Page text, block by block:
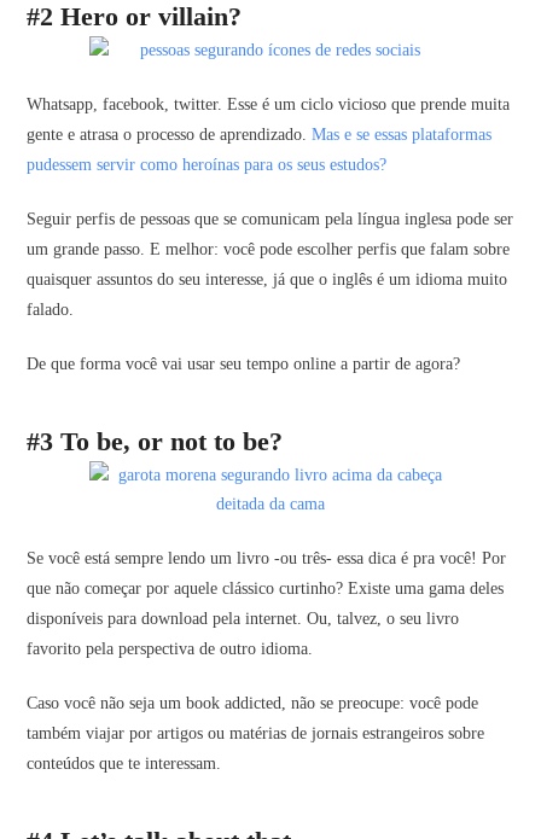
#2 Hero or villain?
Whatsapp, facebook, twitter. Esse é um ciclo vicioso que prende muita
gente e atrasa o processo de aprendizado. Mas e se essas plataformas
pudessem servir como heroínas para os seus estudos?
Seguir perfis de pessoas que se comunicam pela língua inglesa pode ser
um grande passo. E melhor: você pode escolher perfis que falam sobre
quaisquer assuntos do seu interesse, já que o inglês é um idioma muito
falado.
De que forma você vai usar seu tempo online a partir de agora?
#3 To be, or not to be?
Se você está sempre lendo um livro -ou três- essa dica é pra você! Por
que não começar por aquele clássico curtinho? Existe uma gama deles
disponíveis para download pela internet. Ou, talvez, o seu livro
favorito pela perspectiva de outro idioma.
Caso você não seja um book addicted, não se preocupe: você pode
também viajar por artigos ou matérias de jornais estrangeiros sobre
conteúdos que te interessam.